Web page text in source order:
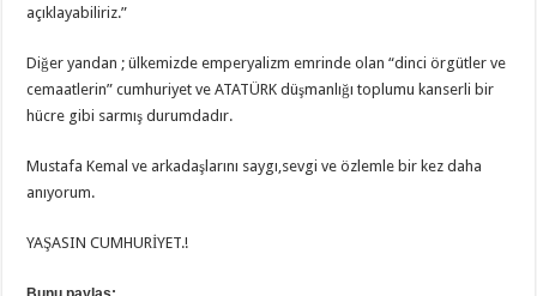
açıklayabiliriz.”
Diğer yandan ; ülkemizde emperyalizm emrinde olan “dinci örgütler ve
cemaatlerin” cumhuriyet ve ATATÜRK düşmanlığı toplumu kanserli bir
hücre gibi sarmış durumdadır.
Mustafa Kemal ve arkadaşlarını saygı,sevgi ve özlemle bir kez daha
anıyorum.
YAŞASIN CUMHURİYET.!